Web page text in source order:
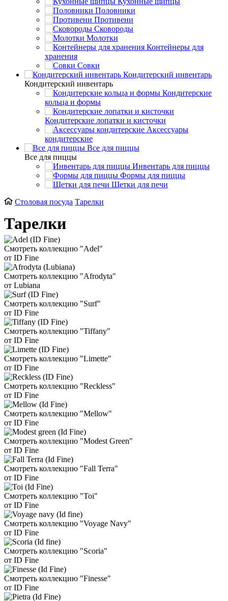
Половники
Противени
Сковороды
Молотки
Контейнеры для
хранения
Совки
Кондитерский инвентарь
Кондитерский инвентарь
Кондитерские
кольца и формы
Кондитерские лопатки и кисточки
Аксессуары
кондитерские
Все для пиццы
Все для пиццы
Инвентарь для пиццы
Формы для пиццы
Щетки для печи
Столовая посуда Тарелки
Тарелки
Смотреть коллекцию "Adel"
от ID Fine
Смотреть коллекцию "Afrodyta"
от Lubiana
Смотреть коллекцию "Surf"
от ID Fine
Смотреть коллекцию "Tiffany"
от ID Fine
Смотреть коллекцию "Limette"
от ID Fine
Смотреть коллекцию "Reckless"
от ID Fine
Смотреть коллекцию "Mellow"
от ID Fine
Смотреть коллекцию "Modest Green"
от ID Fine
Смотреть коллекцию "Fall Terra"
от ID Fine
Смотреть коллекцию "Toi"
от ID Fine
Смотреть коллекцию "Voyage Navy"
от ID Fine
Смотреть коллекцию "Scoria"
от ID Fine
Смотреть коллекцию "Finesse"
от ID Fine